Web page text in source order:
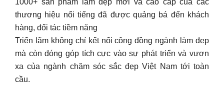
thương hiệu nổi tiếng đã được quảng bá đến khách
hàng, đối tác tiềm năng
Triển lãm không chỉ kết nối cộng đồng ngành làm đẹp
mà còn đóng góp tích cực vào sự phát triển và vươn
xa của ngành chăm sóc sắc đẹp Việt Nam tới toàn
cầu.